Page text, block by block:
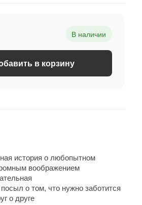
В наличии
в корзину
история о любопытном
воображением
о том, что нужно заботится
о друге